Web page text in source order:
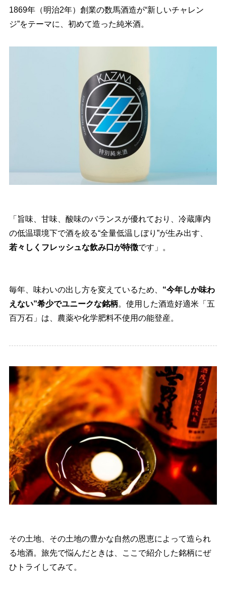
1869年（明治2年）創業の数馬酒造が“新しいチャレン
ジ”をテーマに、初めて造った純米酒。
「旨味、甘味、酸味のバランスが優れており、冷蔵庫内
の低温環境下で酒を絞る“全量低温しぼり”が生み出す、
若々しくフレッシュな飲み口が特徴です」。
毎年、味わいの出し方を変えているため、 “今年しか味わ
えない”希少でユニークな銘柄。使用した酒造好適米「五
百万石」は、農薬や化学肥料不使用の能登産。
その土地、その土地の豊かな自然の恩恵によって造られ
る地酒。旅先で悩んだときは、ここで紹介した銘柄にぜ
ひトライしてみて。